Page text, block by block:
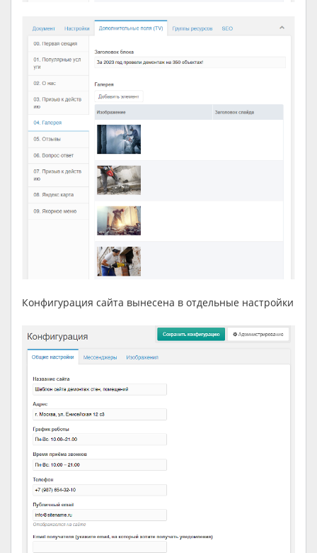
Конфигурация сайта вынесена в отдельные настройки